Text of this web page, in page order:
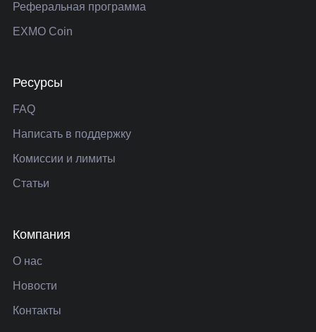
Реферальная программа
EXMO Coin
Ресурсы
FAQ
Написать в поддержку
Комиссии и лимиты
Статьи
Компания
О нас
Новости
Контакты